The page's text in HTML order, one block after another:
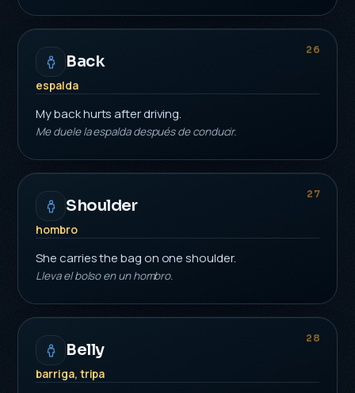
26
Back
espalda
My back hurts after driving.
Me duele la espalda después de conducir.
27
Shoulder
hombro
She carries the bag on one shoulder.
Lleva el bolso en un hombro.
28
Belly
barriga, tripa